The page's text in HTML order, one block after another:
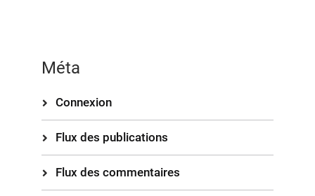
Méta
Connexion
Flux des publications
Flux des commentaires